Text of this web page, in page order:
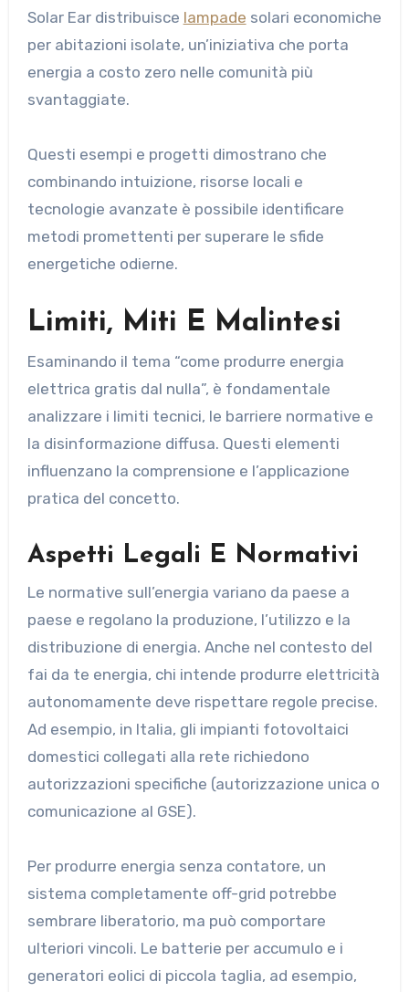
Solar Ear distribuisce lampade solari economiche
per abitazioni isolate, un’iniziativa che porta
energia a costo zero nelle comunità più
svantaggiate.
Questi esempi e progetti dimostrano che
combinando intuizione, risorse locali e
tecnologie avanzate è possibile identificare
metodi promettenti per superare le sfide
energetiche odierne.
Limiti, Miti E Malintesi
Esaminando il tema “come produrre energia
elettrica gratis dal nulla”, è fondamentale
analizzare i limiti tecnici, le barriere normative e
la disinformazione diffusa. Questi elementi
influenzano la comprensione e l’applicazione
pratica del concetto.
Aspetti Legali E Normativi
Le normative sull’energia variano da paese a
paese e regolano la produzione, l’utilizzo e la
distribuzione di energia. Anche nel contesto del
fai da te energia, chi intende produrre elettricità
autonomamente deve rispettare regole precise.
Ad esempio, in Italia, gli impianti fotovoltaici
domestici collegati alla rete richiedono
autorizzazioni specifiche (autorizzazione unica o
comunicazione al GSE).
Per produrre energia senza contatore, un
sistema completamente off-grid potrebbe
sembrare liberatorio, ma può comportare
ulteriori vincoli. Le batterie per accumulo e i
generatori eolici di piccola taglia, ad esempio,